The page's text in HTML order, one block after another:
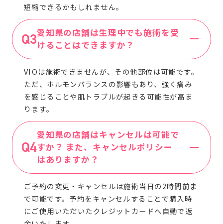
短縮できるかもしれません。
愛知県の店舗は生理中でも施術を受
けることはできますか？
VIOは施術できませんが、その他部位は可能です。
ただ、ホルモンバランスの影響もあり、強く痛み
を感じることや肌トラブルが起きる可能性が高ま
ります。
愛知県の店舗はキャンセルは可能で
すか？ また、キャンセルポリシー
はありますか？
ご予約の変更・キャンセルは施術当日の2時間前ま
で可能です。予約をキャンセルすることで購入時
にご使用いただいたクレジットカードへ自動で返